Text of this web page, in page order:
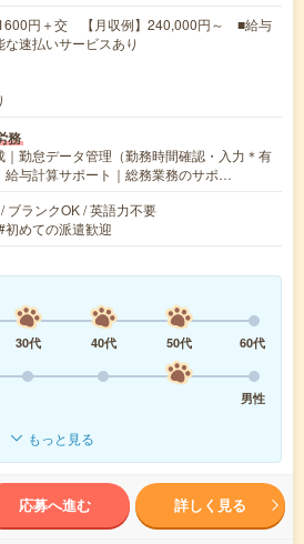
円＋交 【月収例】240,000円～ ■給与
速払いサービスあり
務
｜勤怠データ管理（勤務時間確認・入力＊有
給与計算サポート｜総務業務のサポ…
ブランクOK / 英語力不要
めての派遣歓迎
30代 40代 50代
60代
男性
もっと見る
応募へ進む 詳しく見る